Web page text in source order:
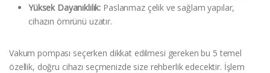
Yüksek Dayanıklılık: Paslanmaz çelik ve sağlam yapılar,
cihazın ömrünü uzatır.
Vakum pompası seçerken dikkat edilmesi gereken bu 5 temel
özellik, doğru cihazı seçmenizde size rehberlik edecektir. İşlem